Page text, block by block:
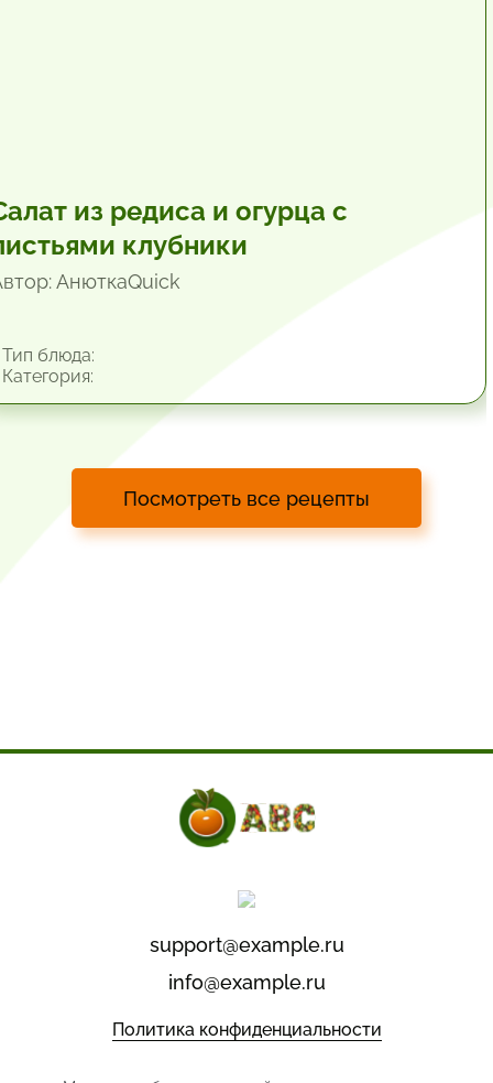
из редиса и огурца с
клубники
АнюткаQuiсk
блюда:
Посмотреть все рецепты
support@example.ru
info@example.ru
Политика конфиденциальности